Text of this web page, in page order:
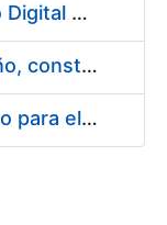
Suministro de un Microscopio Digital Automático
Servicio de Proyecto de diseño, construcción, montaje, desmontaje y transporte de stands durante 2019
Suscripción de Acuerdo Marco para el Suministro de Sillería Ergonómica para la FNMT-RCM